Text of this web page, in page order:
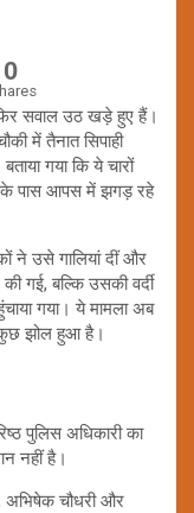
0
सवाल उठ खड़े हुए हैं।
में तैनात सिपाही
गया कि ये चारों
के पास आपस में झगड़ रहे
ने उसे गालियां दीं और
गई, बल्कि उसकी वर्दी
गया। ये मामला अब
कुछ झोल हुआ है।
पुलिस अधिकारी का
नहीं है।
चौधरी और